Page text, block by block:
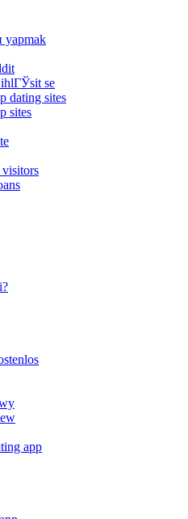
yapmak
se
dating sites
sites
app